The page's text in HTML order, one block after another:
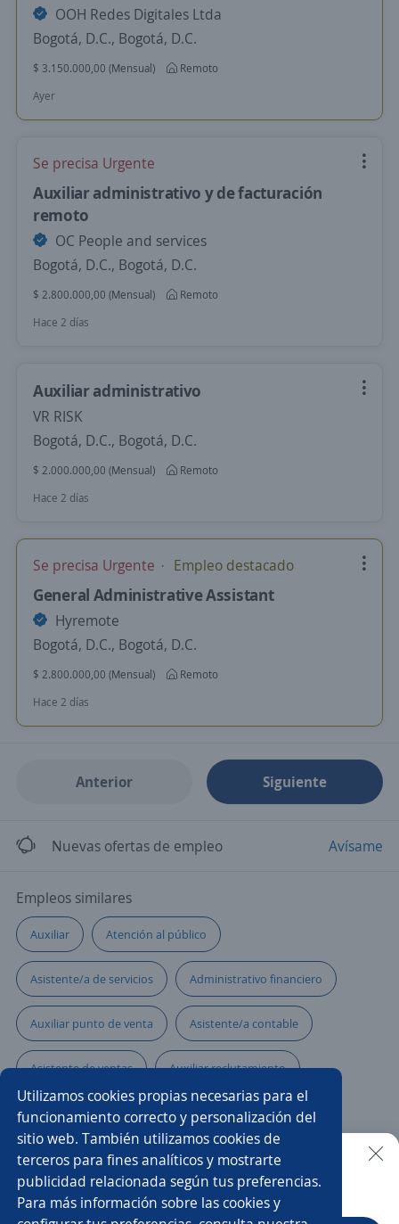
Utilizamos cookies propias necesarias para el
funcionamiento correcto y personalización del
sitio web. También utilizamos cookies de
terceros para fines analíticos y mostrarte
publicidad relacionada según tus preferencias.
Para más información sobre las cookies y
OOH Redes Digitales Ltda
Bogotá, D.C., Bogotá, D.C.
$ 3.150.000,00 (Mensual)
Remoto
Ayer
Se precisa Urgente
Auxiliar administrativo y de facturación
remoto
OC People and services
Bogotá, D.C., Bogotá, D.C.
$ 2.800.000,00 (Mensual)
Remoto
Hace 2 días
Auxiliar administrativo
VR RISK
Bogotá, D.C., Bogotá, D.C.
$ 2.000.000,00 (Mensual)
Remoto
Hace 2 días
Se precisa Urgente Empleo destacado
General Administrative Assistant
Hyremote
Bogotá, D.C., Bogotá, D.C.
$ 2.800.000,00 (Mensual)
Remoto
Hace 2 días
Anterior Siguiente
Nuevas ofertas de empleo Avísame
Empleos similares
Auxiliar Atención al público
Asistente/a de servicios Administrativo financiero
Auxiliar punto de venta Asistente/a contable
Asistente de ventas Auxiliar reclutamiento
Auxiliar contable y administrativo
Auxiliar servicio al cliente
Asistente/a de administración de personal
Buscar es más fácil en la app